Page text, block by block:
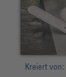
Kreiert von: